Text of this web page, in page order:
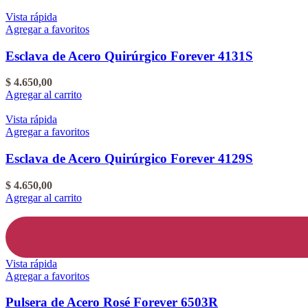
Vista rápida
Agregar a favoritos
Esclava de Acero Quirúrgico Forever 4131S
$ 4.650,00
Agregar al carrito
Vista rápida
Agregar a favoritos
Esclava de Acero Quirúrgico Forever 4129S
$ 4.650,00
Agregar al carrito
Vista rápida
Agregar a favoritos
Pulsera de Acero Rosé Forever 6503R